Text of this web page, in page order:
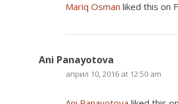
Mariq Osman liked this on
Ani Panayotova
април 10, 2016 at 12:50 am